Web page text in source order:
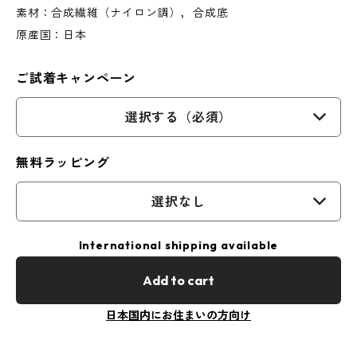
素材：合成繊維（ナイロン調），合成底
原産国：日本
ご試着キャンペーン
選択する（必須）
無料ラッピング
選択なし
International shipping available
Add to cart
日本国内にお住まいの方向け